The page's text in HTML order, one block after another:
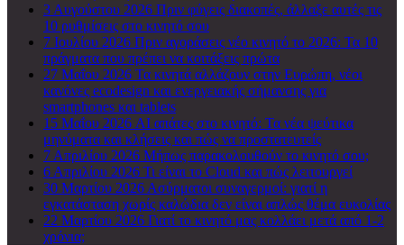
3 Αυγούστου 2026 Πριν φύγεις διακοπές, άλλαξε αυτές τις
10 ρυθμίσεις στο κινητό σου
7 Ιουλίου 2026 Πριν αγοράσεις νέο κινητό το 2026: Τα 10
πράγματα που πρέπει να κοιτάξεις πρώτα
27 Μαΐου 2026 Τα κινητά αλλάζουν στην Ευρώπη, νέοι
κανόνες ecodesign και ενεργειακής σήμανσης για
smartphones και tablets
15 Μαΐου 2026 AI απάτες στο κινητό: Τα νέα ψεύτικα
μηνύματα και κλήσεις και πώς να προστατευτείς
7 Απριλίου 2026 Μήπως παρακολουθούν το κινητό σου;
6 Απριλίου 2026 Τι είναι το Cloud και πώς λειτουργεί
30 Μαρτίου 2026 Ασύρματοι συναγερμοί: γιατί η
εγκατάσταση χωρίς καλώδια δεν είναι απλώς θέμα ευκολίας
22 Μαρτίου 2026 Γιατί το κινητό μας κολλάει μετά από 1-2
χρόνια;